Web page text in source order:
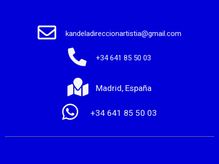
kandeladireccionartistia@gmail.com
+34 641 85 50 03
Madrid, España
+34 641 85 50 03